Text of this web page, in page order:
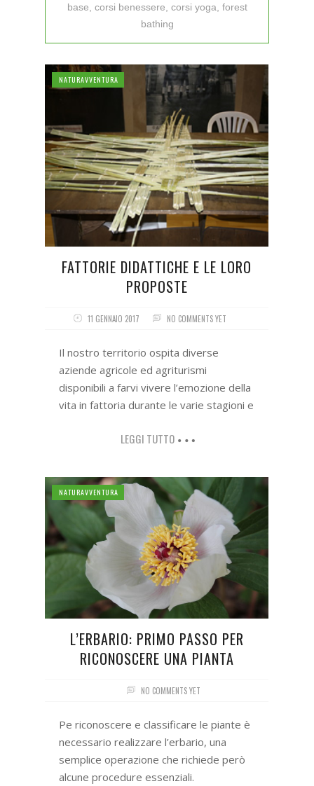
base, corsi benessere, corsi yoga, forest
bathing
NATURAVVENTURA
FATTORIE DIDATTICHE E LE LORO
PROPOSTE
11 GENNAIO 2017 NO COMMENTS YET
Il nostro territorio ospita diverse
aziende agricole ed agriturismi
disponibili a farvi vivere l’emozione della
vita in fattoria durante le varie stagioni e
LEGGI TUTTO
NATURAVVENTURA
L’ERBARIO: PRIMO PASSO PER
RICONOSCERE UNA PIANTA
NO COMMENTS YET
Pe riconoscere e classificare le piante è
necessario realizzare l’erbario, una
semplice operazione che richiede però
alcune procedure essenziali.